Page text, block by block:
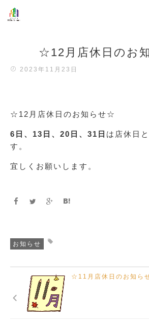
☆12月店休日のお
2023年11月23日
☆12月店休日のお知らせ☆
6日、13日、20日、31日 は店休日
す。
宜しくお願いします。
お知らせ
☆11月店休日のお知ら